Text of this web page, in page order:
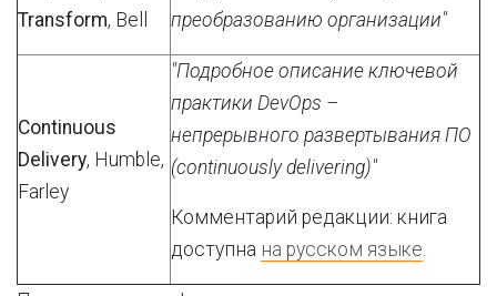
Transform, Bell
преобразованию организации"
Continuous
Delivery, Humble,
Farley
"Подробное описание ключевой
практики DevOps –
непрерывного развертывания ПО
(continuously delivering)"
Комментарий редакции: книга
доступна на русском языке.